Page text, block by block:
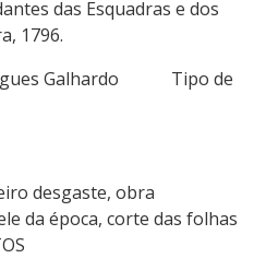
das Esquadras e dos
1796.
Galhardo Tipo de
desgaste, obra
da época, corte das folhas